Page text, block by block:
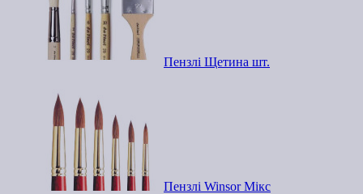
Пензлі Щетина шт.
Пензлі Winsor Мікс